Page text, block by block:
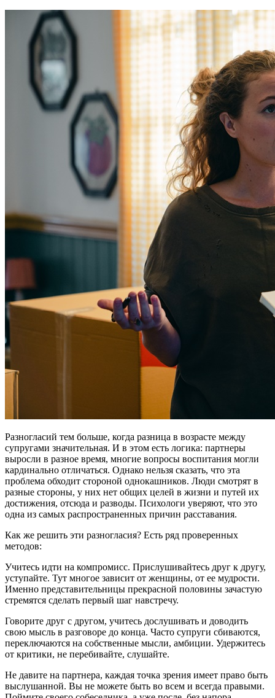
Разногласий тем больше, когда разница в возрасте между
супругами значительная. И в этом есть логика: партнеры
выросли в разное время, многие вопросы воспитания могли
кардинально отличаться. Однако нельзя сказать, что эта
проблема обходит стороной однокашников. Люди смотрят в
разные стороны, у них нет общих целей в жизни и путей их
достижения, отсюда и разводы. Психологи уверяют, что это
одна из самых распространенных причин расставания.
Как же решить эти разногласия? Есть ряд проверенных
методов:
Учитесь идти на компромисс. Прислушивайтесь друг к другу,
уступайте. Тут многое зависит от женщины, от ее мудрости.
Именно представительницы прекрасной половины зачастую
стремятся сделать первый шаг навстречу.
Говорите друг с другом, учитесь дослушивать и доводить
свою мысль в разговоре до конца. Часто супруги сбиваются,
переключаются на собственные мысли, амбиции. Удержитесь
от критики, не перебивайте, слушайте.
Не давите на партнера, каждая точка зрения имеет право быть
выслушанной. Вы не можете быть во всем и всегда правыми.